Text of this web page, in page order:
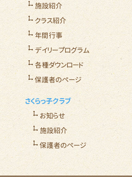
施設紹介
クラス紹介
年間行事
デイリープログラム
各種ダウンロード
保護者のページ
さくらっ子クラブ
お知らせ
施設紹介
保護者のページ